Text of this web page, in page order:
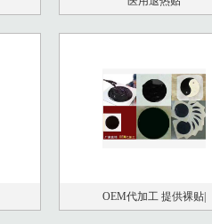
OEM代加工 提供裸贴|